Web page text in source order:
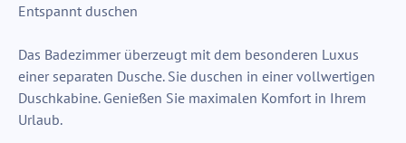
Entspannt duschen
Das Badezimmer überzeugt mit dem besonderen Luxus
einer separaten Dusche. Sie duschen in einer vollwertigen
Duschkabine. Genießen Sie maximalen Komfort in Ihrem
Urlaub.